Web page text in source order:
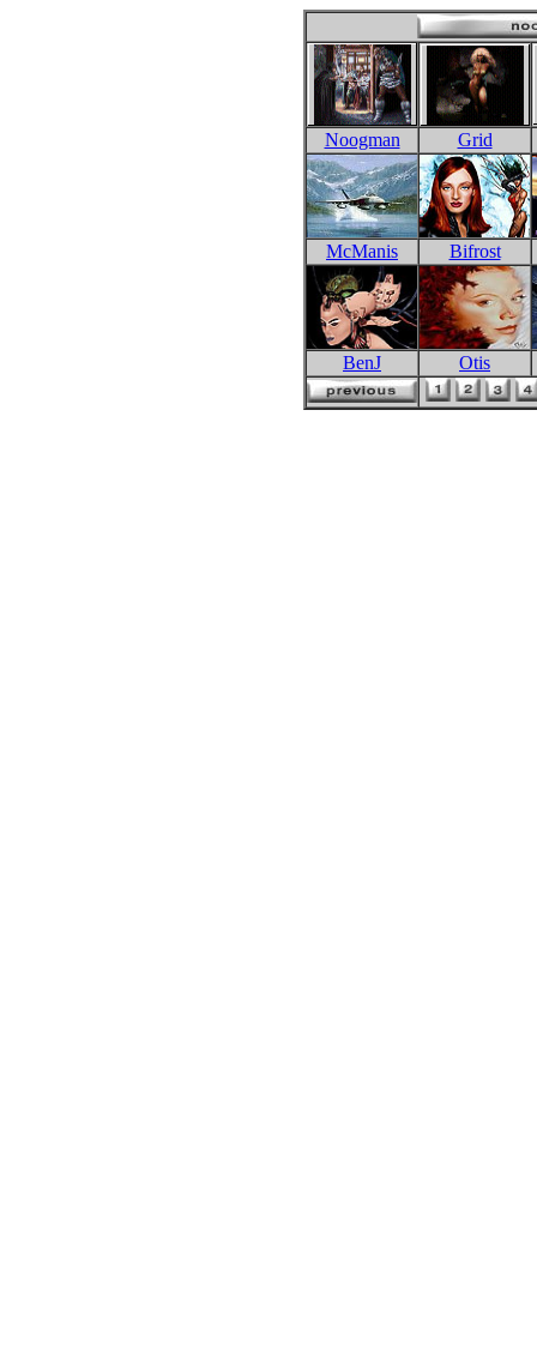
Noogman Grid
McManis Bifrost
BenJ Otis